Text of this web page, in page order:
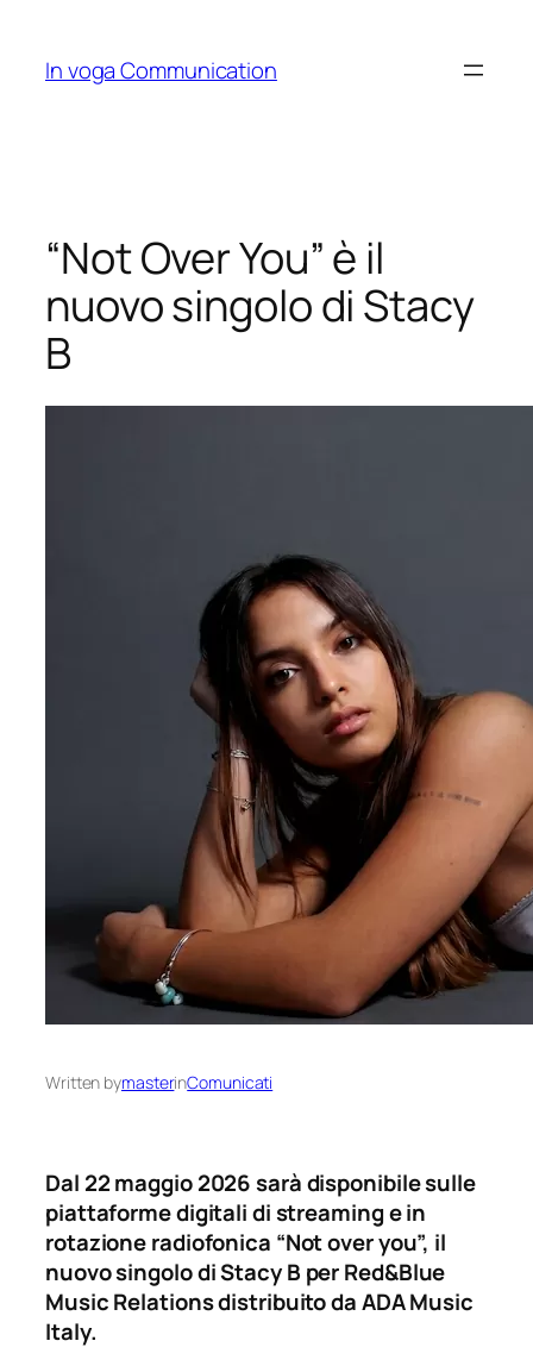
content
In voga Communication
“Not Over You” è il
nuovo singolo di Stacy
B
Written bymasterinComunicati
Dal 22 maggio 2026 sarà disponibile sulle
piattaforme digitali di streaming e in
rotazione radiofonica “Not over you”, il
nuovo singolo di Stacy B per Red&Blue
Music Relations distribuito da ADA Music
Italy.